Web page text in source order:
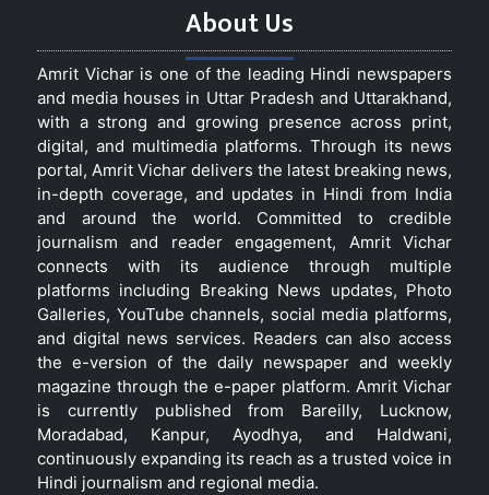
About Us
Amrit Vichar is one of the leading Hindi newspapers
and media houses in Uttar Pradesh and Uttarakhand,
with a strong and growing presence across print,
digital, and multimedia platforms. Through its news
portal, Amrit Vichar delivers the latest breaking news,
in-depth coverage, and updates in Hindi from India
and around the world. Committed to credible
journalism and reader engagement, Amrit Vichar
connects with its audience through multiple
platforms including Breaking News updates, Photo
Galleries, YouTube channels, social media platforms,
and digital news services. Readers can also access
the e-version of the daily newspaper and weekly
magazine through the e-paper platform. Amrit Vichar
is currently published from Bareilly, Lucknow,
Moradabad, Kanpur, Ayodhya, and Haldwani,
continuously expanding its reach as a trusted voice in
Hindi journalism and regional media.